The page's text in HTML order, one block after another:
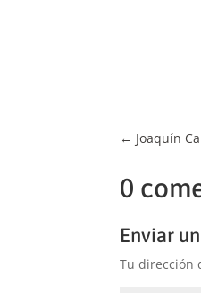
← Joaquín
0
Enviar
Tu dirección